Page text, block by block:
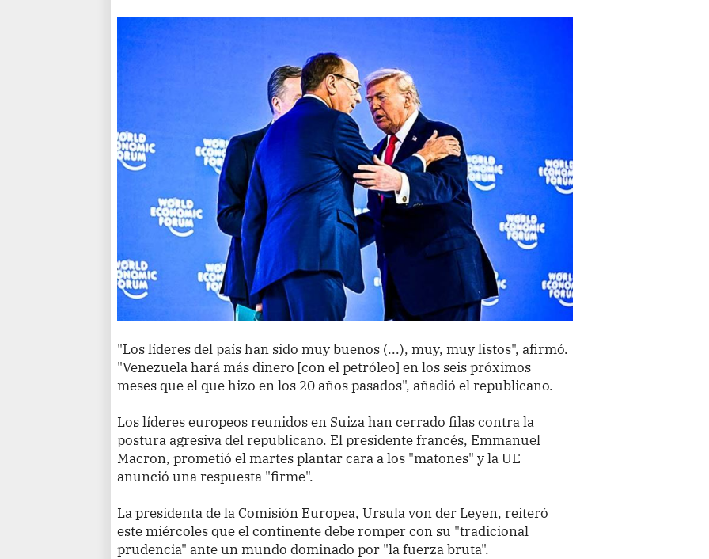
"Los líderes del país han sido muy buenos (...), muy, muy listos", afirmó.
"Venezuela hará más dinero [con el petróleo] en los seis próximos
meses que el que hizo en los 20 años pasados", añadió el republicano.
Los líderes europeos reunidos en Suiza han cerrado filas contra la
postura agresiva del republicano. El presidente francés, Emmanuel
Macron, prometió el martes plantar cara a los "matones" y la UE
anunció una respuesta "firme".
La presidenta de la Comisión Europea, Ursula von der Leyen, reiteró
este miércoles que el continente debe romper con su "tradicional
prudencia" ante un mundo dominado por "la fuerza bruta".